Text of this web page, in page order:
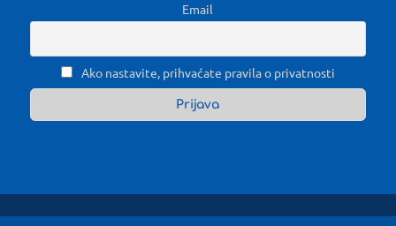
Email
Ako nastavite, prihvaćate pravila o privatnosti